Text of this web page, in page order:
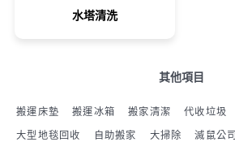
水塔清洗
其他項目
搬運床墊 搬運冰箱 搬家清潔 代收垃圾
大型地毯回收 自助搬家 大掃除 滅鼠公司